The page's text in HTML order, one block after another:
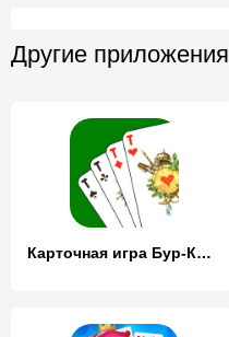
Другие приложения
Карточная игра Бур-Козел